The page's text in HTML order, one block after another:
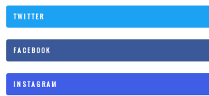
TWITTER
FACEBOOK
INSTAGRAM